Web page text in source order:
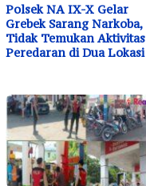
Polsek NA IX-X Gelar
Grebek Sarang Narkoba,
Tidak Temukan Aktivitas
Peredaran di Dua Lokasi